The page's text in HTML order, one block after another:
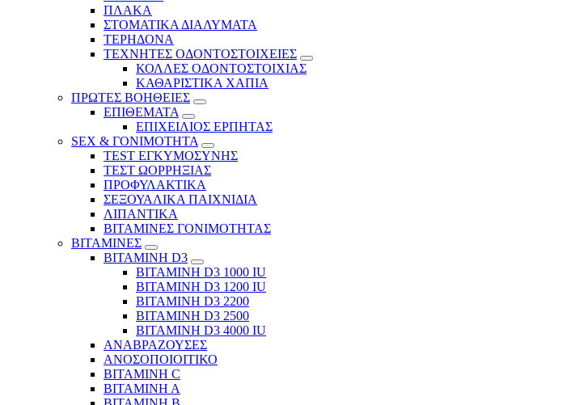
ΠΛΑΚΑ
ΣΤΟΜΑΤΙΚΑ ΔΙΑΛΥΜΑΤΑ
ΤΕΡΗΔΟΝΑ
ΤΕΧΝΗΤΕΣ ΟΔΟΝΤΟΣΤΟΙΧΕΙΕΣ
ΚΟΛΛΕΣ ΟΔΟΝΤΟΣΤΟΙΧΙΑΣ
ΚΑΘΑΡΙΣΤΙΚΑ ΧΑΠΙΑ
ΠΡΩΤΕΣ ΒΟΗΘΕΙΕΣ
ΕΠΙΘΕΜΑΤΑ
ΕΠΙΧΕΙΛΙΟΣ ΕΡΠΗΤΑΣ
SEX & ΓΟΝΙΜΟΤΗΤΑ
TEST ΕΓΚΥΜΟΣΥΝΗΣ
ΤΕΣΤ ΩΟΡΡΗΞΙΑΣ
ΠΡΟΦΥΛΑΚΤΙΚΑ
ΣΕΞΟΥΑΛΙΚΑ ΠΑΙΧΝΙΔΙΑ
ΛΙΠΑΝΤΙΚΑ
ΒΙΤΑΜΙΝΕΣ ΓΟΝΙΜΟΤΗΤΑΣ
ΒΙΤΑΜΙΝΕΣ
ΒΙΤΑΜΙΝΗ D3
ΒΙΤΑΜΙΝΗ D3 1000 IU
ΒΙΤΑΜΙΝΗ D3 1200 IU
ΒΙΤΑΜΙΝΗ D3 2200
ΒΙΤΑΜΙΝΗ D3 2500
BITAMINH D3 4000 IU
ΑΝΑΒΡΑΖΟΥΣΕΣ
ΑΝΟΣΟΠΟΙΟΙΤΙΚΟ
ΒΙΤΑΜΙΝΗ C
ΒΙΤΑΜΙΝΗ Α